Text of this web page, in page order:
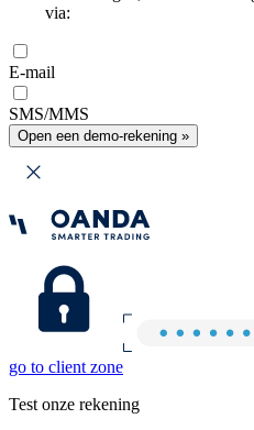
via:
E-mail
SMS/MMS
Open een demo-rekening »
go to client zone
Test onze rekening